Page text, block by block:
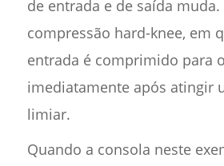
de entrada e de saída
compressão hard-knee, em
entrada é comprimido para
imediatamente após atingir
limiar.
Quando a consola neste